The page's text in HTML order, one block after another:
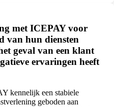
met ICEPAY voor
van hun diensten
geval van een klant
ervaringen heeft
kennelijk een stabiele
geboden aan